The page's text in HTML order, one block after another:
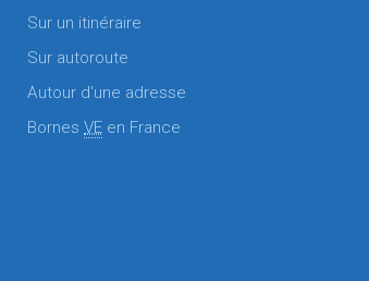
Sur un itinéraire
Sur autoroute
Autour d'une adresse
Bornes VE en France